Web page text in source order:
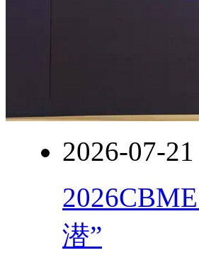
2026-07-21
潜”